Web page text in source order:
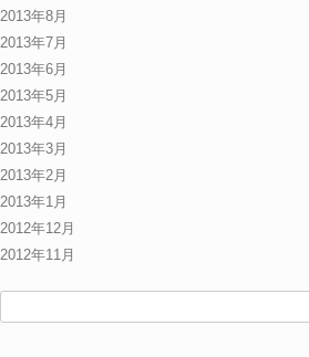
2013年8月
2013年7月
2013年6月
2013年5月
2013年4月
2013年3月
2013年2月
2013年1月
2012年12月
2012年11月